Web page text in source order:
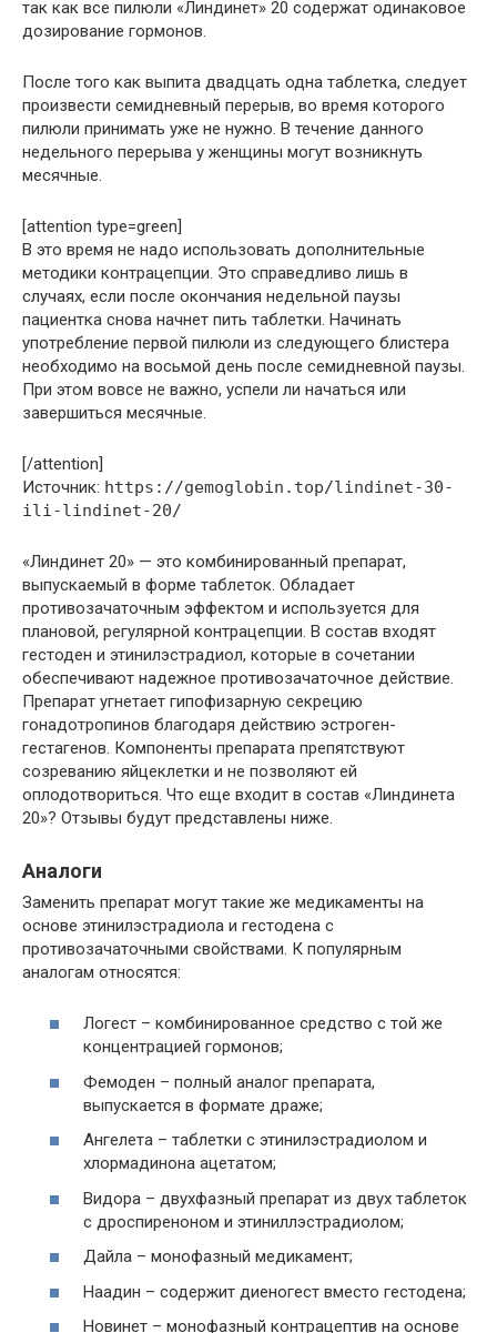
так как все пилюли «Линдинет» 20 содержат одинаковое
дозирование гормонов.
После того как выпита двадцать одна таблетка, следует
произвести семидневный перерыв, во время которого
пилюли принимать уже не нужно. В течение данного
недельного перерыва у женщины могут возникнуть
месячные.
[attention type=green]
В это время не надо использовать дополнительные
методики контрацепции. Это справедливо лишь в
случаях, если после окончания недельной паузы
пациентка снова начнет пить таблетки. Начинать
употребление первой пилюли из следующего блистера
необходимо на восьмой день после семидневной паузы.
При этом вовсе не важно, успели ли начаться или
завершиться месячные.
[/attention]
Источник: https://gemoglobin.top/lindinet-30-
ili-lindinet-20/
«Линдинет 20» — это комбинированный препарат,
выпускаемый в форме таблеток. Обладает
противозачаточным эффектом и используется для
плановой, регулярной контрацепции. В состав входят
гестоден и этинилэстрадиол, которые в сочетании
обеспечивают надежное противозачаточное действие.
Препарат угнетает гипофизарную секрецию
гонадотропинов благодаря действию эстроген-
гестагенов. Компоненты препарата препятствуют
созреванию яйцеклетки и не позволяют ей
оплодотвориться. Что еще входит в состав «Линдинета
20»? Отзывы будут представлены ниже.
Аналоги
Заменить препарат могут такие же медикаменты на
основе этинилэстрадиола и гестодена с
противозачаточными свойствами. К популярным
аналогам относятся:
Логест – комбинированное средство с той же
концентрацией гормонов;
Фемоден – полный аналог препарата,
выпускается в формате драже;
Ангелета – таблетки с этинилэстрадиолом и
хлормадинона ацетатом;
Видора – двухфазный препарат из двух таблеток
с дроспиреноном и этиниллэстрадиолом;
Дайла – монофазный медикамент;
Наадин – содержит диеногест вместо гестодена;
Новинет – монофазный контрацептив на основе